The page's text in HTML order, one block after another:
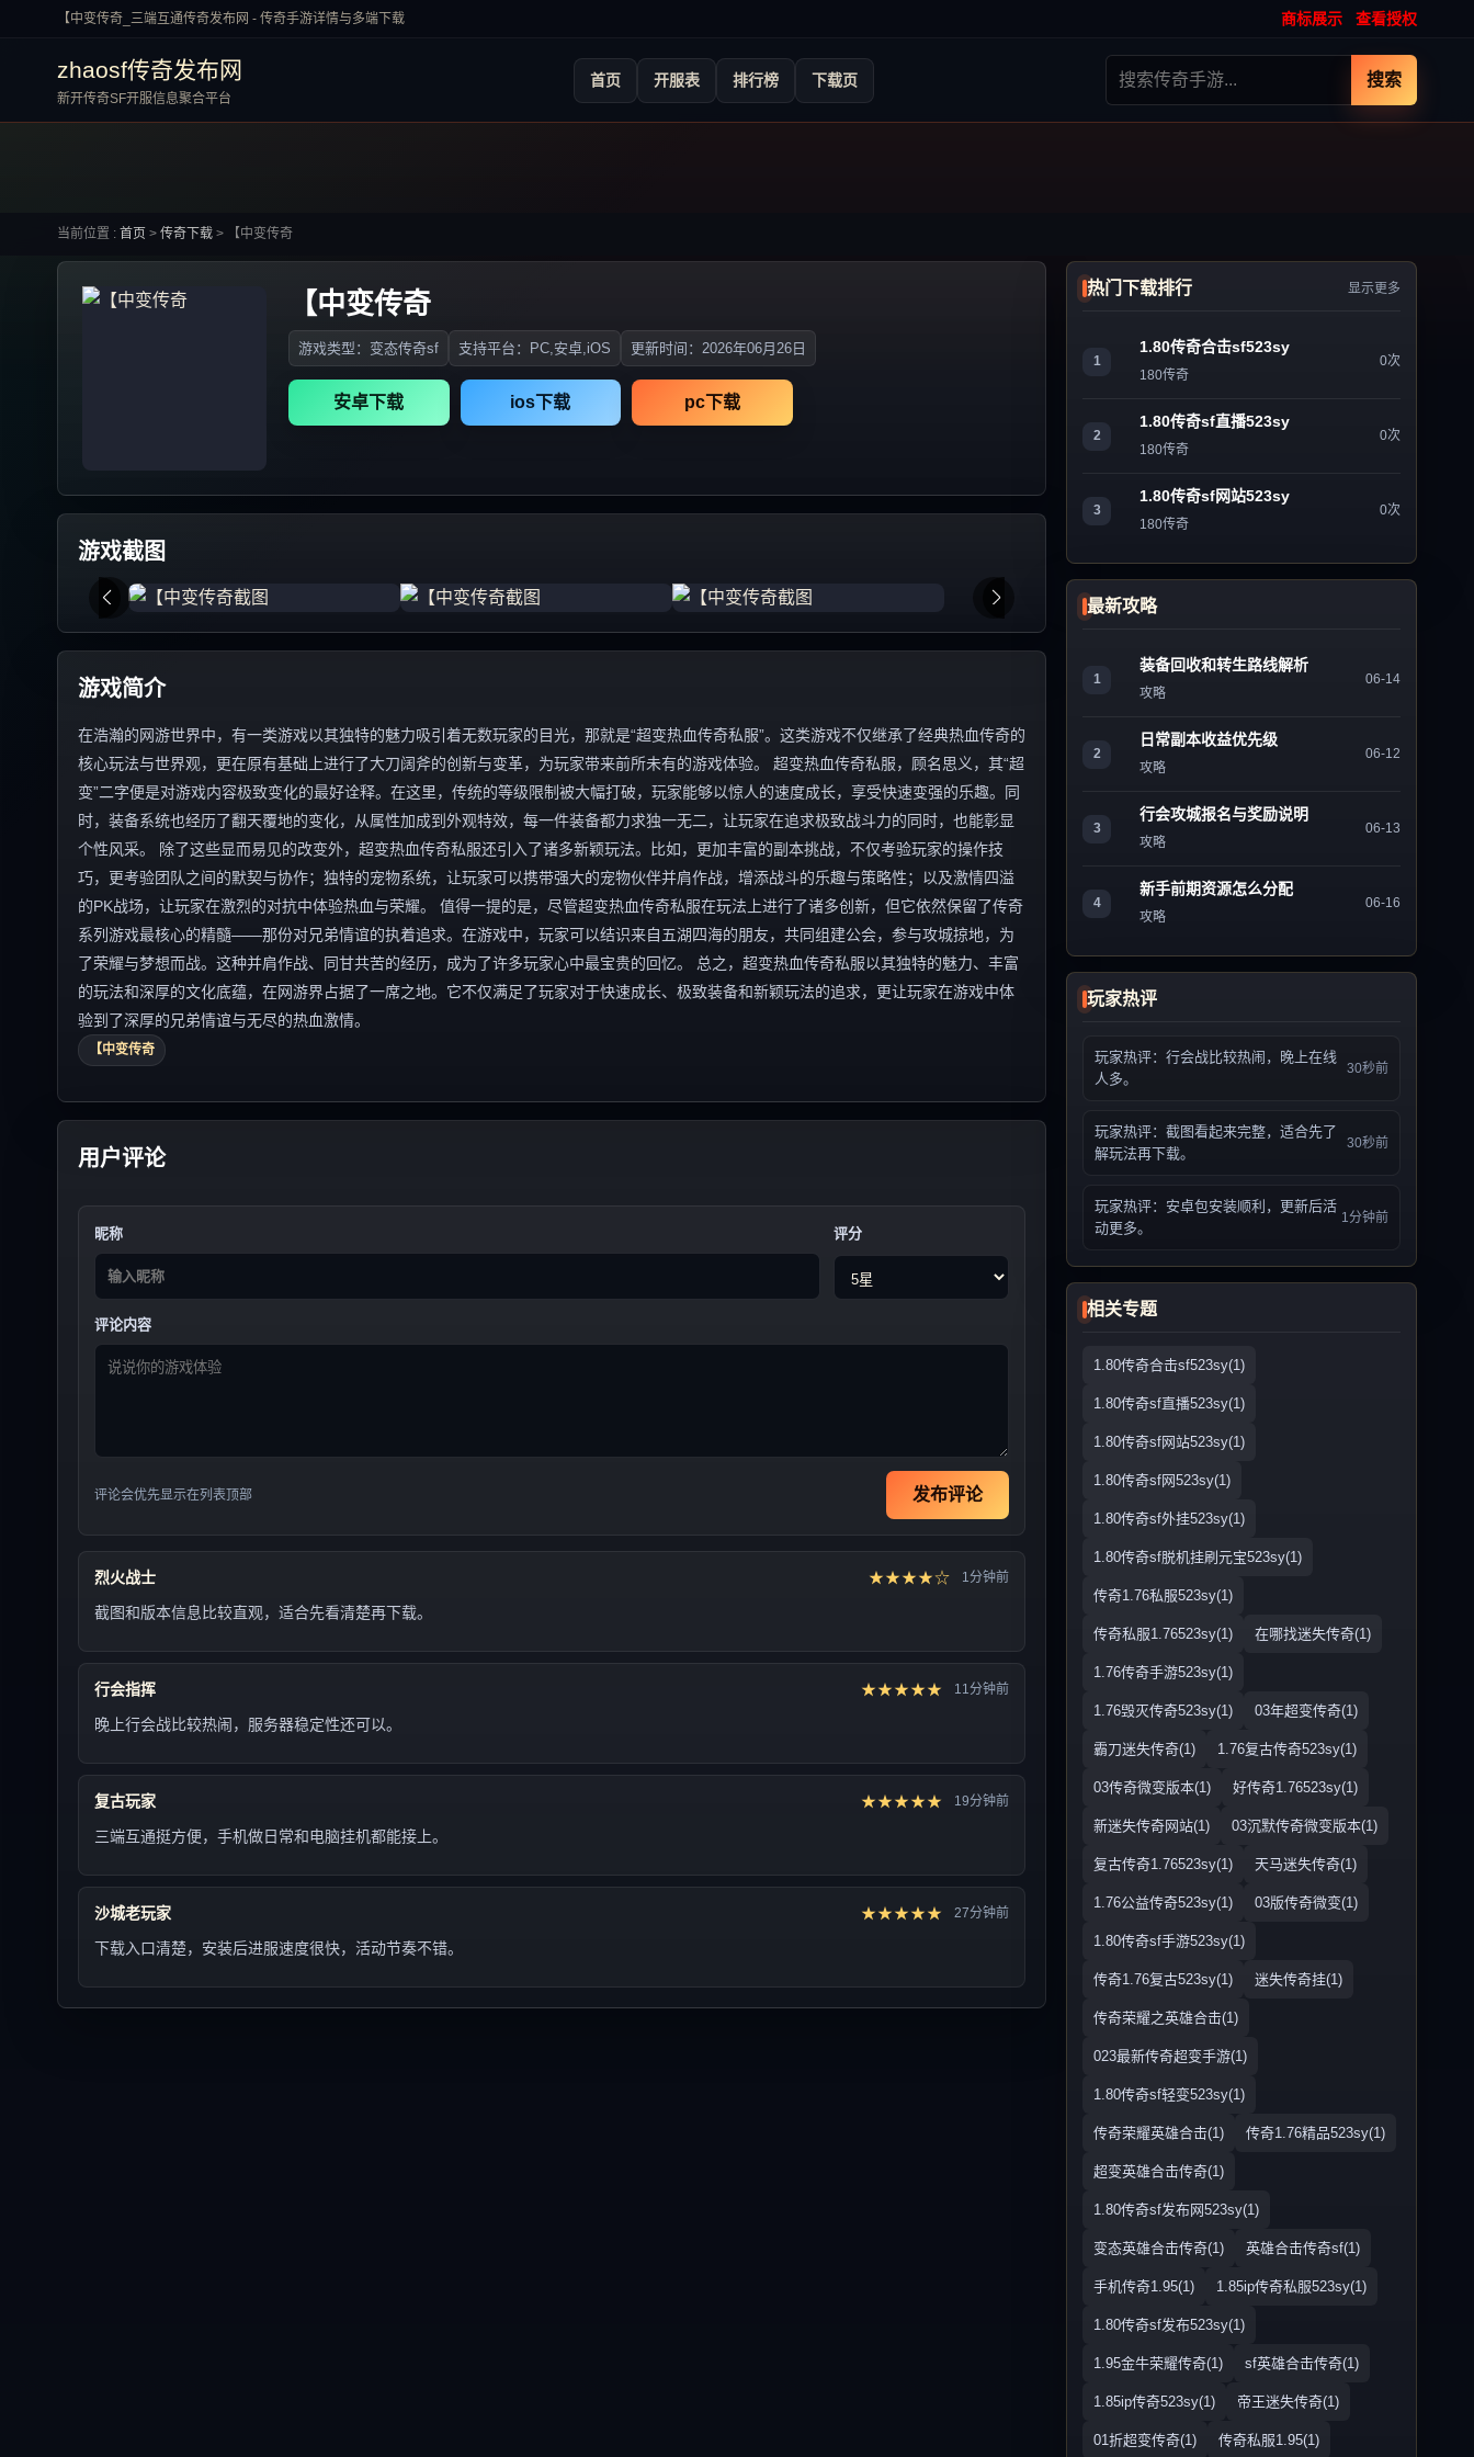
【中变传奇_三端互通传奇发布网 - 传奇手游详情与多端下载 商标展示 查看授权
zhaosf传奇发布网
新开传奇SF开服信息聚合平台
首页 开服表 排行榜 下载页 搜索
当前位置 : 首页 > 传奇下载 > 【中变传奇
【中变传奇
游戏类型：变态传奇sf 支持平台：PC,安卓,iOS 更新时间：2026年06月26日
安卓下载 ios下载 pc下载
游戏截图
游戏简介
在浩瀚的网游世界中，有一类游戏以其独特的魅力吸引着无数玩家的目光，那就是“超变热血传奇私服”。这类游戏不仅继承了经典热血传奇的
核心玩法与世界观，更在原有基础上进行了大刀阔斧的创新与变革，为玩家带来前所未有的游戏体验。 超变热血传奇私服，顾名思义，其“超
变”二字便是对游戏内容极致变化的最好诠释。在这里，传统的等级限制被大幅打破，玩家能够以惊人的速度成长，享受快速变强的乐趣。同
时，装备系统也经历了翻天覆地的变化，从属性加成到外观特效，每一件装备都力求独一无二，让玩家在追求极致战斗力的同时，也能彰显
个性风采。 除了这些显而易见的改变外，超变热血传奇私服还引入了诸多新颖玩法。比如，更加丰富的副本挑战，不仅考验玩家的操作技
巧，更考验团队之间的默契与协作；独特的宠物系统，让玩家可以携带强大的宠物伙伴并肩作战，增添战斗的乐趣与策略性；以及激情四溢
的PK战场，让玩家在激烈的对抗中体验热血与荣耀。 值得一提的是，尽管超变热血传奇私服在玩法上进行了诸多创新，但它依然保留了传奇
系列游戏最核心的精髓——那份对兄弟情谊的执着追求。在游戏中，玩家可以结识来自五湖四海的朋友，共同组建公会，参与攻城掠地，为
了荣耀与梦想而战。这种并肩作战、同甘共苦的经历，成为了许多玩家心中最宝贵的回忆。 总之，超变热血传奇私服以其独特的魅力、丰富
的玩法和深厚的文化底蕴，在网游界占据了一席之地。它不仅满足了玩家对于快速成长、极致装备和新颖玩法的追求，更让玩家在游戏中体
验到了深厚的兄弟情谊与无尽的热血激情。
【中变传奇
用户评论
昵称 评分
评论内容
评论会优先显示在列表顶部 发布评论
烈火战士 ★★★★☆ 1分钟前
截图和版本信息比较直观，适合先看清楚再下载。
行会指挥 ★★★★★ 11分钟前
晚上行会战比较热闹，服务器稳定性还可以。
复古玩家 ★★★★★ 19分钟前
三端互通挺方便，手机做日常和电脑挂机都能接上。
沙城老玩家 ★★★★★ 27分钟前
下载入口清楚，安装后进服速度很快，活动节奏不错。
热门下载排行 显示更多
1
1.80传奇合击sf523sy
180传奇
0次
2
1.80传奇sf直播523sy
180传奇
0次
3
1.80传奇sf网站523sy
180传奇
0次
最新攻略
1
装备回收和转生路线解析
攻略
06-14
2
日常副本收益优先级
攻略
06-12
3
行会攻城报名与奖励说明
攻略
06-13
4
新手前期资源怎么分配
攻略
06-16
玩家热评
玩家热评：行会战比较热闹，晚上在线
人多。
30秒前
玩家热评：截图看起来完整，适合先了
解玩法再下载。
30秒前
玩家热评：安卓包安装顺利，更新后活
动更多。
1分钟前
相关专题
1.80传奇合击sf523sy(1)
1.80传奇sf直播523sy(1)
1.80传奇sf网站523sy(1)
1.80传奇sf网523sy(1)
1.80传奇sf外挂523sy(1)
1.80传奇sf脱机挂刷元宝523sy(1)
传奇1.76私服523sy(1)
传奇私服1.76523sy(1) 在哪找迷失传奇(1)
1.76传奇手游523sy(1)
1.76毁灭传奇523sy(1) 03年超变传奇(1)
霸刀迷失传奇(1) 1.76复古传奇523sy(1)
03传奇微变版本(1) 好传奇1.76523sy(1)
新迷失传奇网站(1) 03沉默传奇微变版本(1)
复古传奇1.76523sy(1) 天马迷失传奇(1)
1.76公益传奇523sy(1) 03版传奇微变(1)
1.80传奇sf手游523sy(1)
传奇1.76复古523sy(1) 迷失传奇挂(1)
传奇荣耀之英雄合击(1)
023最新传奇超变手游(1)
1.80传奇sf轻变523sy(1)
传奇荣耀英雄合击(1) 传奇1.76精品523sy(1)
超变英雄合击传奇(1)
1.80传奇sf发布网523sy(1)
变态英雄合击传奇(1) 英雄合击传奇sf(1)
手机传奇1.95(1) 1.85ip传奇私服523sy(1)
1.80传奇sf发布523sy(1)
1.95金牛荣耀传奇(1) sf英雄合击传奇(1)
1.85ip传奇523sy(1) 帝王迷失传奇(1)
01折超变传奇(1) 传奇私服1.95(1)